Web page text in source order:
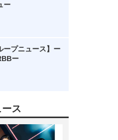
ー
ープニュース】ー
ー
ス